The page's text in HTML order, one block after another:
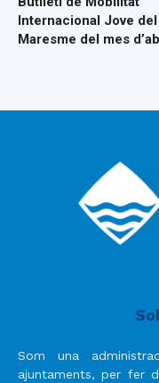
Internacional Jove del
Maresme del mes
Som una
ajuntaments, per fer